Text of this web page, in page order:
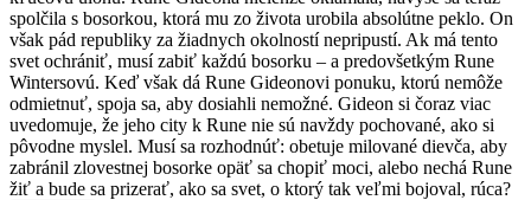
spolčila s bosorkou, ktorá mu zo života urobila absolútne peklo. On
však pád republiky za žiadnych okolností nepripustí. Ak má tento
svet ochrániť, musí zabiť každú bosorku – a predovšetkým Rune
Wintersovú. Keď však dá Rune Gideonovi ponuku, ktorú nemôže
odmietnuť, spoja sa, aby dosiahli nemožné. Gideon si čoraz viac
uvedomuje, že jeho city k Rune nie sú navždy pochované, ako si
pôvodne myslel. Musí sa rozhodnúť: obetuje milované dievča, aby
zabránil zlovestnej bosorke opäť sa chopiť moci, alebo nechá Rune
žiť a bude sa prizerať, ako sa svet, o ktorý tak veľmi bojoval, rúca?